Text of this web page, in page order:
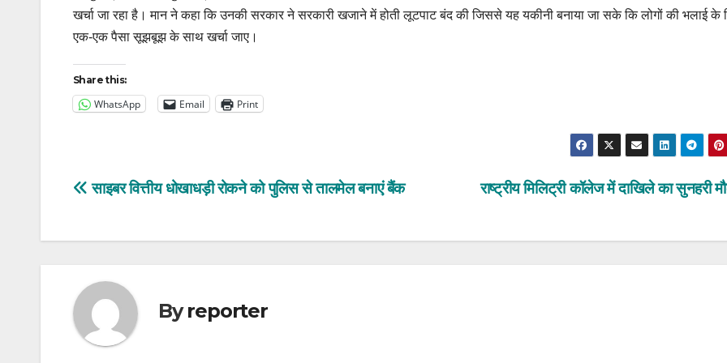
खर्चा जा रहा है। मान ने कहा कि उनकी सरकार ने सरकारी खजाने में होती लूटपाट बंद की जिससे यह यकीनी बनाया जा सके कि लोगों की भलाई के
एक-एक पैसा सूझबूझ के साथ खर्चा जाए।
Share this:
WhatsApp Email Print
Post
राष्ट्रीय मिलिट्री कॉलेज में दाखिले का सुनहरी
साइबर वित्तीय धोखाधड़ी रोकने को पुलिस से तालमेल बनाएं बैंक
Byreporter